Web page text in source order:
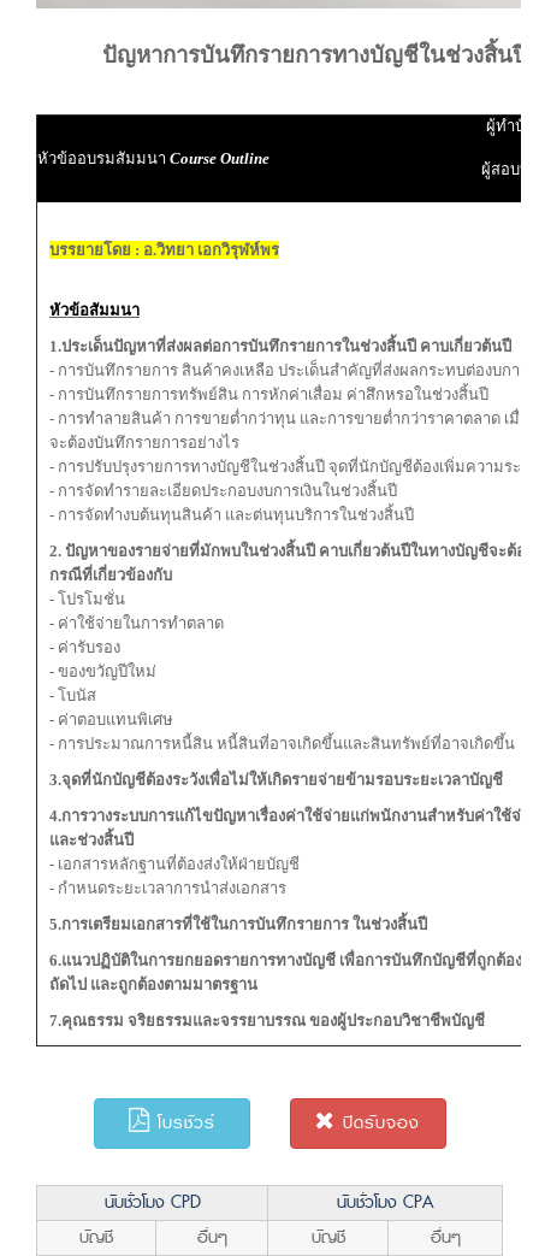
ปัญหาการบันทึกรายการทางบัญชีในช่วงสิ้น
หัวข้ออบรมสัมมนา Course Outline
ผู้ทำบั
ผู้สอบบั
บรรยายโดย : อ.วิทยา เอกวิรุฬห์พร
หัวข้อสัมมนา
1.ประเด็นปัญหาที่ส่งผลต่อการบันทึกรายการในช่วงสิ้นปี คาบเกี่ยวต้นปี
- การบันทึกรายการ สินค้าคงเหลือ ประเด็นสำคัญที่ส่งผลกระทบต่องบการเ
- การบันทึกรายการทรัพย์สิน การหักค่าเสื่อม ค่าสึกหรอในช่วงสิ้นปี
- การทำลายสินค้า การขายต่ำกว่าทุน และการขายต่ำกว่าราคาตลาด เมื่อ
จะต้องบันทึกรายการอย่างไร
- การปรับปรุงรายการทางบัญชีในช่วงสิ้นปี จุดที่นักบัญชีต้องเพิ่มความระมั
- การจัดทำรายละเอียดประกอบงบการเงินในช่วงสิ้นปี
- การจัดทำงบต้นทุนสินค้า และต่นทุนบริการในช่วงสิ้นปี
2. ปัญหาของรายจ่ายที่มักพบในช่วงสิ้นปี คาบเกี่ยวต้นปีในทางบัญชีจะต้อง
กรณีที่เกี่ยวข้องกับ
- โปรโมชั่น
- ค่าใช้จ่ายในการทำตลาด
- ค่ารับรอง
- ของขวัญปีใหม่
- โบนัส
- ค่าตอบแทนพิเศษ
- การประมาณการหนี้สิน หนี้สินที่อาจเกิดขึ้นและสินทรัพย์ที่อาจเกิดขึ้น
3.จุดที่นักบัญชีต้องระวังเพื่อไม่ให้เกิดรายจ่ายข้ามรอบระยะเวลาบัญชี
4.การวางระบบการแก้ไขปัญหาเรื่องค่าใช้จ่ายแก่พนักงานสำหรับค่าใช้จ่า
และช่วงสิ้นปี
- เอกสารหลักฐานที่ต้องส่งให้ฝ่ายบัญชี
- กำหนดระยะเวลาการนำส่งเอกสาร
5.การเตรียมเอกสารที่ใช้ในการบันทึกรายการ ในช่วงสิ้นปี
6.แนวปฏิบัติในการยกยอดรายการทางบัญชี เพื่อการบันทึกบัญชีที่ถูกต้องใ
ถัดไป และถูกต้องตามมาตรฐาน
7.คุณธรรม จริยธรรมและจรรยาบรรณ ของผู้ประกอบวิชาชีพบัญชี
โบรชัวร์ ปิดรับจอง
นับชั่วโมง CPD
นับชั่วโมง CPA
บัญชี
อื่นๆ บัญชี อื่นๆ